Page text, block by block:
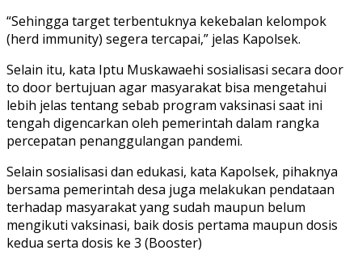
“Sehingga target terbentuknya kekebalan kelompok
(herd immunity) segera tercapai,” jelas Kapolsek.
Selain itu, kata Iptu Muskawaehi sosialisasi secara door
to door bertujuan agar masyarakat bisa mengetahui
lebih jelas tentang sebab program vaksinasi saat ini
tengah digencarkan oleh pemerintah dalam rangka
percepatan penanggulangan pandemi.
Selain sosialisasi dan edukasi, kata Kapolsek, pihaknya
bersama pemerintah desa juga melakukan pendataan
terhadap masyarakat yang sudah maupun belum
mengikuti vaksinasi, baik dosis pertama maupun dosis
kedua serta dosis ke 3 (Booster)